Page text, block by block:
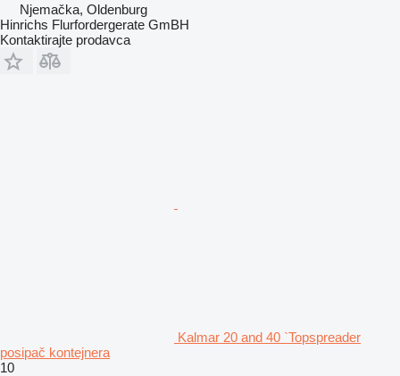
Njemačka, Oldenburg
Hinrichs Flurfordergerate GmBH
Kontaktirajte prodavca
Kalmar 20 and 40 `Topspreader
posipač kontejnera
10